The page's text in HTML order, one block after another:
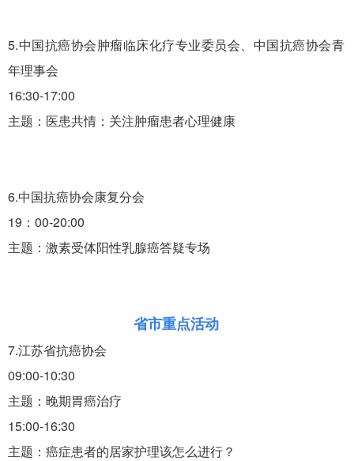
5.中国抗癌协会肿瘤临床化疗专业委员会、中国抗癌协会青
年理事会
16:30-17:00
主题：医患共情：关注肿瘤患者心理健康
6.中国抗癌协会康复分会
19：00-20:00
主题：激素受体阳性乳腺癌答疑专场
省市重点活动
7.江苏省抗癌协会
09:00-10:30
主题：晚期胃癌治疗
15:00-16:30
主题：癌症患者的居家护理该怎么进行？